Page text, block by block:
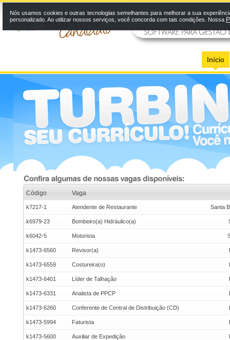
Início
Código Vaga
k7217-1 Atendente de Restaurante Santa
k6979-23 Bombeiro(a) Hidráulico(a)
k6042-5 Motorista
k1473-6560 Revisor(a)
k1473-6559 Costureira(o)
k1473-6401 Líder de Talhação
k1473-6331 Analista de PPCP
k1473-6260 Conferente de Central de Distribuição (CD)
k1473-5994 Faturista
k1473-5600 Auxiliar de Expedição
Nós usamos cookies e outras tecnologias semelhantes para melhorar a sua
personalizado. Ao utilizar nossos serviços, você concorda com tais condições. Nossa